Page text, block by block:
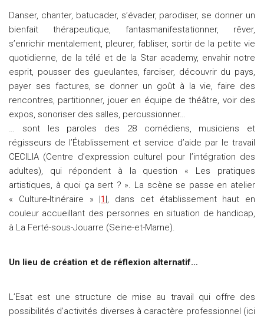
Danser, chanter, batucader, s’évader, parodiser, se donner un
bienfait thérapeutique, fantasmanifestationner, rêver,
s’enrichir mentalement, pleurer, fabliser, sortir de la petite vie
quotidienne, de la télé et de la Star academy, envahir notre
esprit, pousser des gueulantes, farciser, découvrir du pays,
payer ses factures, se donner un goût à la vie, faire des
rencontres, partitionner, jouer en équipe de théâtre, voir des
expos, sonoriser des salles, percussionner…
… sont les paroles des 28 comédiens, musiciens et
régisseurs de l’Établissement et service d’aide par le travail
CECILIA (Centre d’expression culturel pour l’intégration des
adultes), qui répondent à la question « Les pratiques
artistiques, à quoi ça sert ? ». La scène se passe en atelier
« Culture-Itinéraire » |1 |, dans cet établissement haut en
couleur accueillant des personnes en situation de handicap,
à La Ferté-sous-Jouarre (Seine-et-Marne).
Un lieu de création et de réflexion alternatif…
L’Esat est une structure de mise au travail qui offre des
possibilités d’activités diverses à caractère professionnel (ici